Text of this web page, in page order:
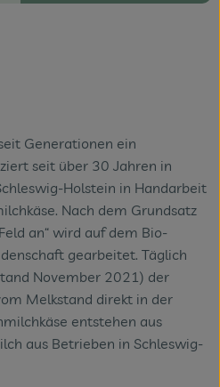
Generationen ein
seit über 30 Jahren in
Holstein in Handarbeit
Nach dem Grundsatz
an“ wird auf dem Bio-
gearbeitet. Täglich
November 2021) der
Melkstand direkt in der
entstehen aus
aus Betrieben in Schleswig-